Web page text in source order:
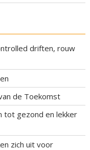
driften, rouw
de Toekomst
tot gezond en lekker
zich uit voor